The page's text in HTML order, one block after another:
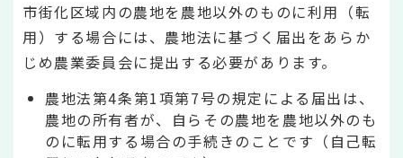
市街化区域内の農地を農地以外のものに利用（転
用）する場合には、農地法に基づく届出をあらか
じめ農業委員会に提出する必要があります。
農地法第4条第1項第7号の規定による届出は、
農地の所有者が、自らその農地を農地以外のも
のに転用する場合の手続きのことです（自己転